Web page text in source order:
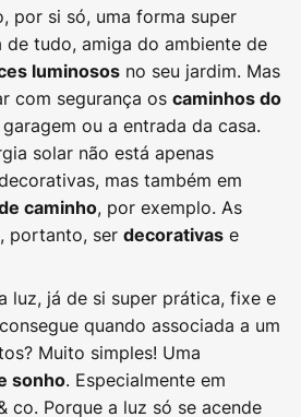
por si só, uma forma super
de tudo, amiga do ambiente de
luminosos no seu jardim. Mas
com segurança os caminhos do
ou a entrada da casa.
solar não está apenas
mas também em
caminho, por exemplo. As
portanto, ser decorativas e
luz, já de si super prática, fixe e
quando associada a um
Muito simples! Uma
sonho. Especialmente em
co. Porque a luz só se acende